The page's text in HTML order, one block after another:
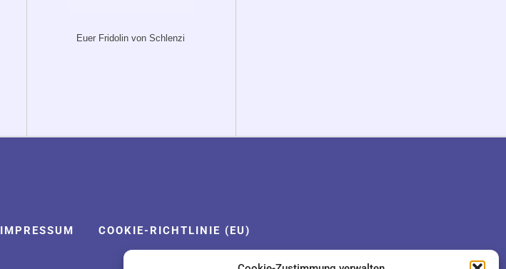
Euer Fridolin von Schlenzi
IMPRESSUM COOKIE-RICHTLINIE (EU)